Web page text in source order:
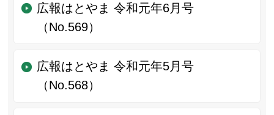
広報はとやま 令和元年6月号
（No.569）
広報はとやま 令和元年5月号
（No.568）